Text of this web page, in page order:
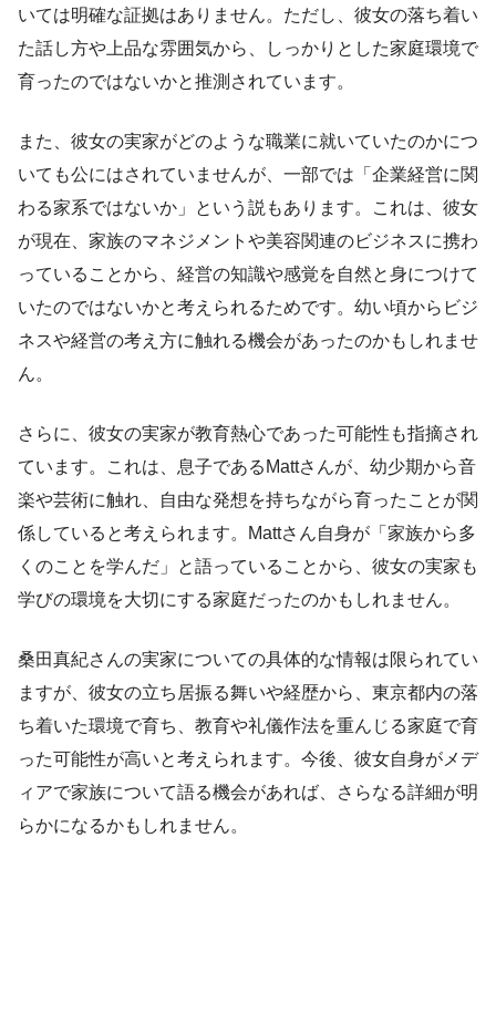
いては明確な証拠はありません。ただし、彼女の落ち着い
た話し方や上品な雰囲気から、しっかりとした家庭環境で
育ったのではないかと推測されています。
また、彼女の実家がどのような職業に就いていたのかにつ
いても公にはされていませんが、一部では「企業経営に関
わる家系ではないか」という説もあります。これは、彼女
が現在、家族のマネジメントや美容関連のビジネスに携わ
っていることから、経営の知識や感覚を自然と身につけて
いたのではないかと考えられるためです。幼い頃からビジ
ネスや経営の考え方に触れる機会があったのかもしれませ
ん。
さらに、彼女の実家が教育熱心であった可能性も指摘され
ています。これは、息子であるMattさんが、幼少期から音
楽や芸術に触れ、自由な発想を持ちながら育ったことが関
係していると考えられます。Mattさん自身が「家族から多
くのことを学んだ」と語っていることから、彼女の実家も
学びの環境を大切にする家庭だったのかもしれません。
桑田真紀さんの実家についての具体的な情報は限られてい
ますが、彼女の立ち居振る舞いや経歴から、東京都内の落
ち着いた環境で育ち、教育や礼儀作法を重んじる家庭で育
った可能性が高いと考えられます。今後、彼女自身がメデ
ィアで家族について語る機会があれば、さらなる詳細が明
らかになるかもしれません。